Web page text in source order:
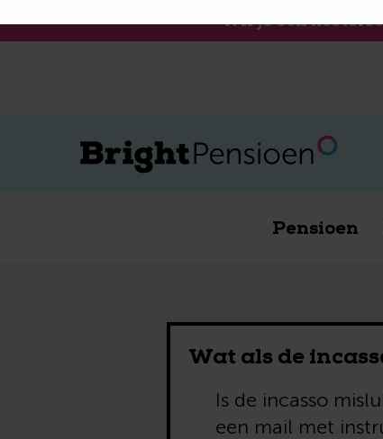
Wil je een
Pensioen
Wat als de
Is de incasso
een mail met